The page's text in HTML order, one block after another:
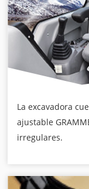
La excavadora
ajustable
irregulares.